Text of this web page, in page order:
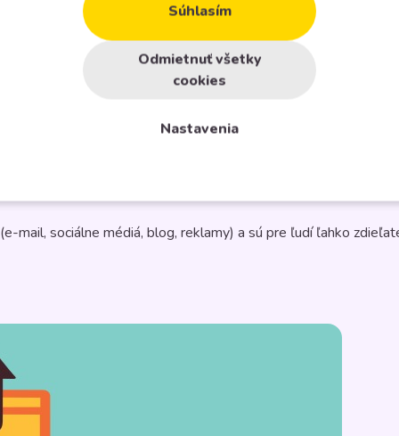
ktorých základné verzie sú zadarmo.
mail, sociálne médiá, blog, reklamy) a sú pre ľudí ľahko
Súhlasím
Odmietnuť všetky
cookies
Nastavenia